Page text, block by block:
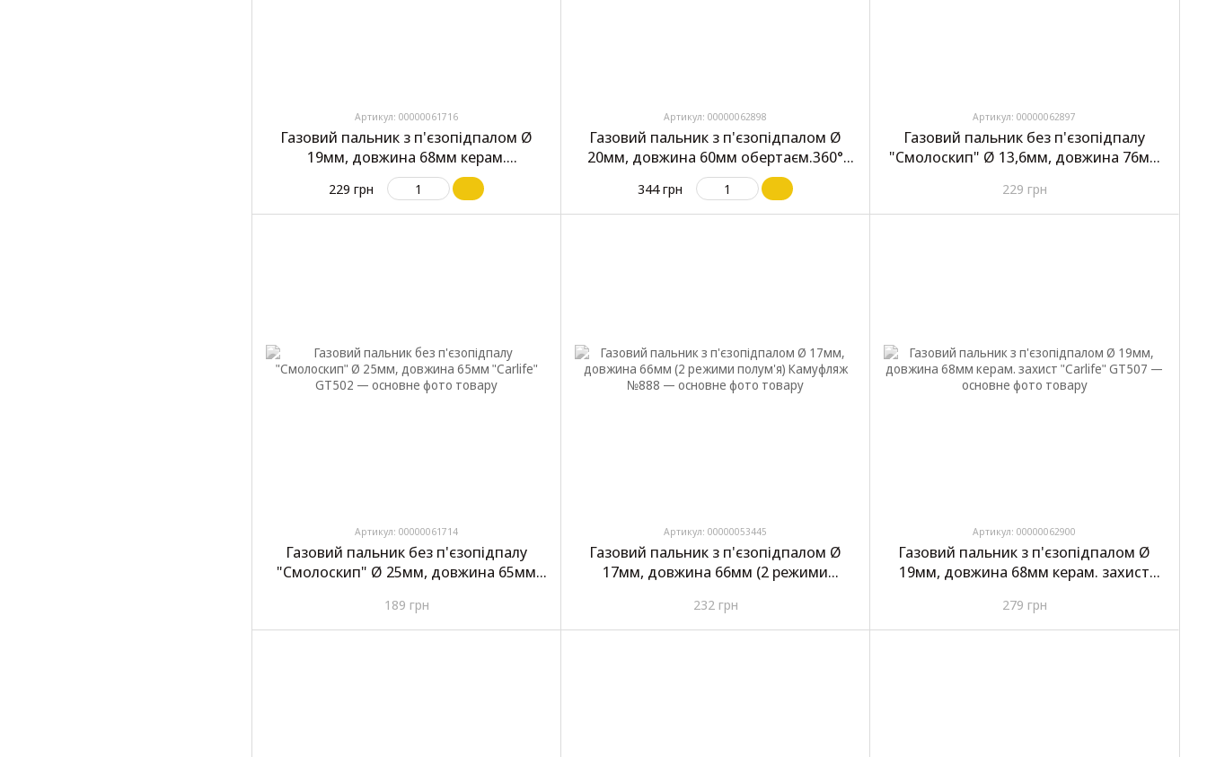
Артикул: 00000061716
Газовий пальник з п'єзопідпалом Ø
19мм, довжина 68мм керам.
захист"Carlife" GT506
229 грн
Артикул: 00000062898
Газовий пальник з п'єзопідпалом Ø
20мм, довжина 60мм обертаєм.360°
"Carlife" GT503
344 грн
Артикул: 00000062897
Газовий пальник без п'єзопідпалу
"Смолоскип" Ø 13,6мм, довжина 76мм
229 грн
Артикул: 00000061714
Газовий пальник без п'єзопідпалу
"Смолоскип" Ø 25мм, довжина 65мм
189 грн
Артикул: 00000053445
Газовий пальник з п'єзопідпалом Ø
17мм, довжина 66мм (2 режими
232 грн
Артикул: 00000062900
Газовий пальник з п'єзопідпалом Ø
19мм, довжина 68мм керам. захист
279 грн